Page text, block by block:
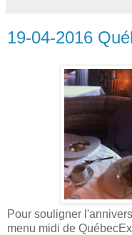
19-04-2016
Pour souligner
menu midi de